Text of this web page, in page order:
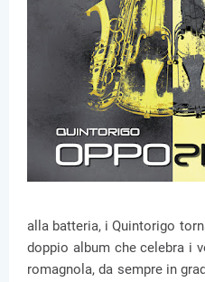
alla batteria, i Quintorigo
doppio album che celebra i
romagnola, da sempre in